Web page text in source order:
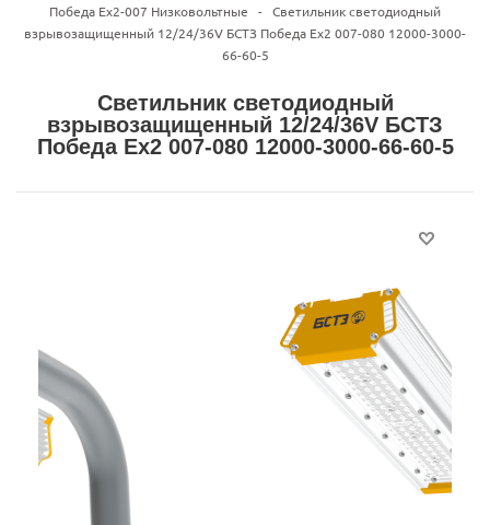
Победа Ex2-007 Низковольтные
- Светильник светодиодный
взрывозащищенный 12/24/36V БСТЗ Победа Ex2 007-080 12000-3000-
66-60-5
Светильник светодиодный
взрывозащищенный 12/24/36V БСТЗ
Победа Ex2 007-080 12000-3000-66-60-5